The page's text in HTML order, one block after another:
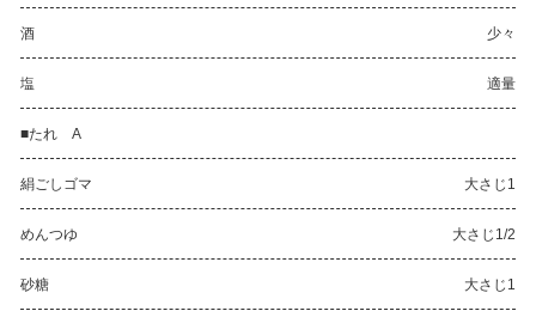
酒 少々
塩 適量
■たれ A
絹ごしゴマ 大さじ1
めんつゆ 大さじ1/2
砂糖 大さじ1